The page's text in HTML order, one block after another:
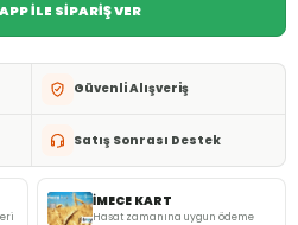
İLE SİPARİŞ VER
Güvenli Alışveriş
Satış Sonrası Destek
İMECE KART
Hasat zamanına uygun ödeme